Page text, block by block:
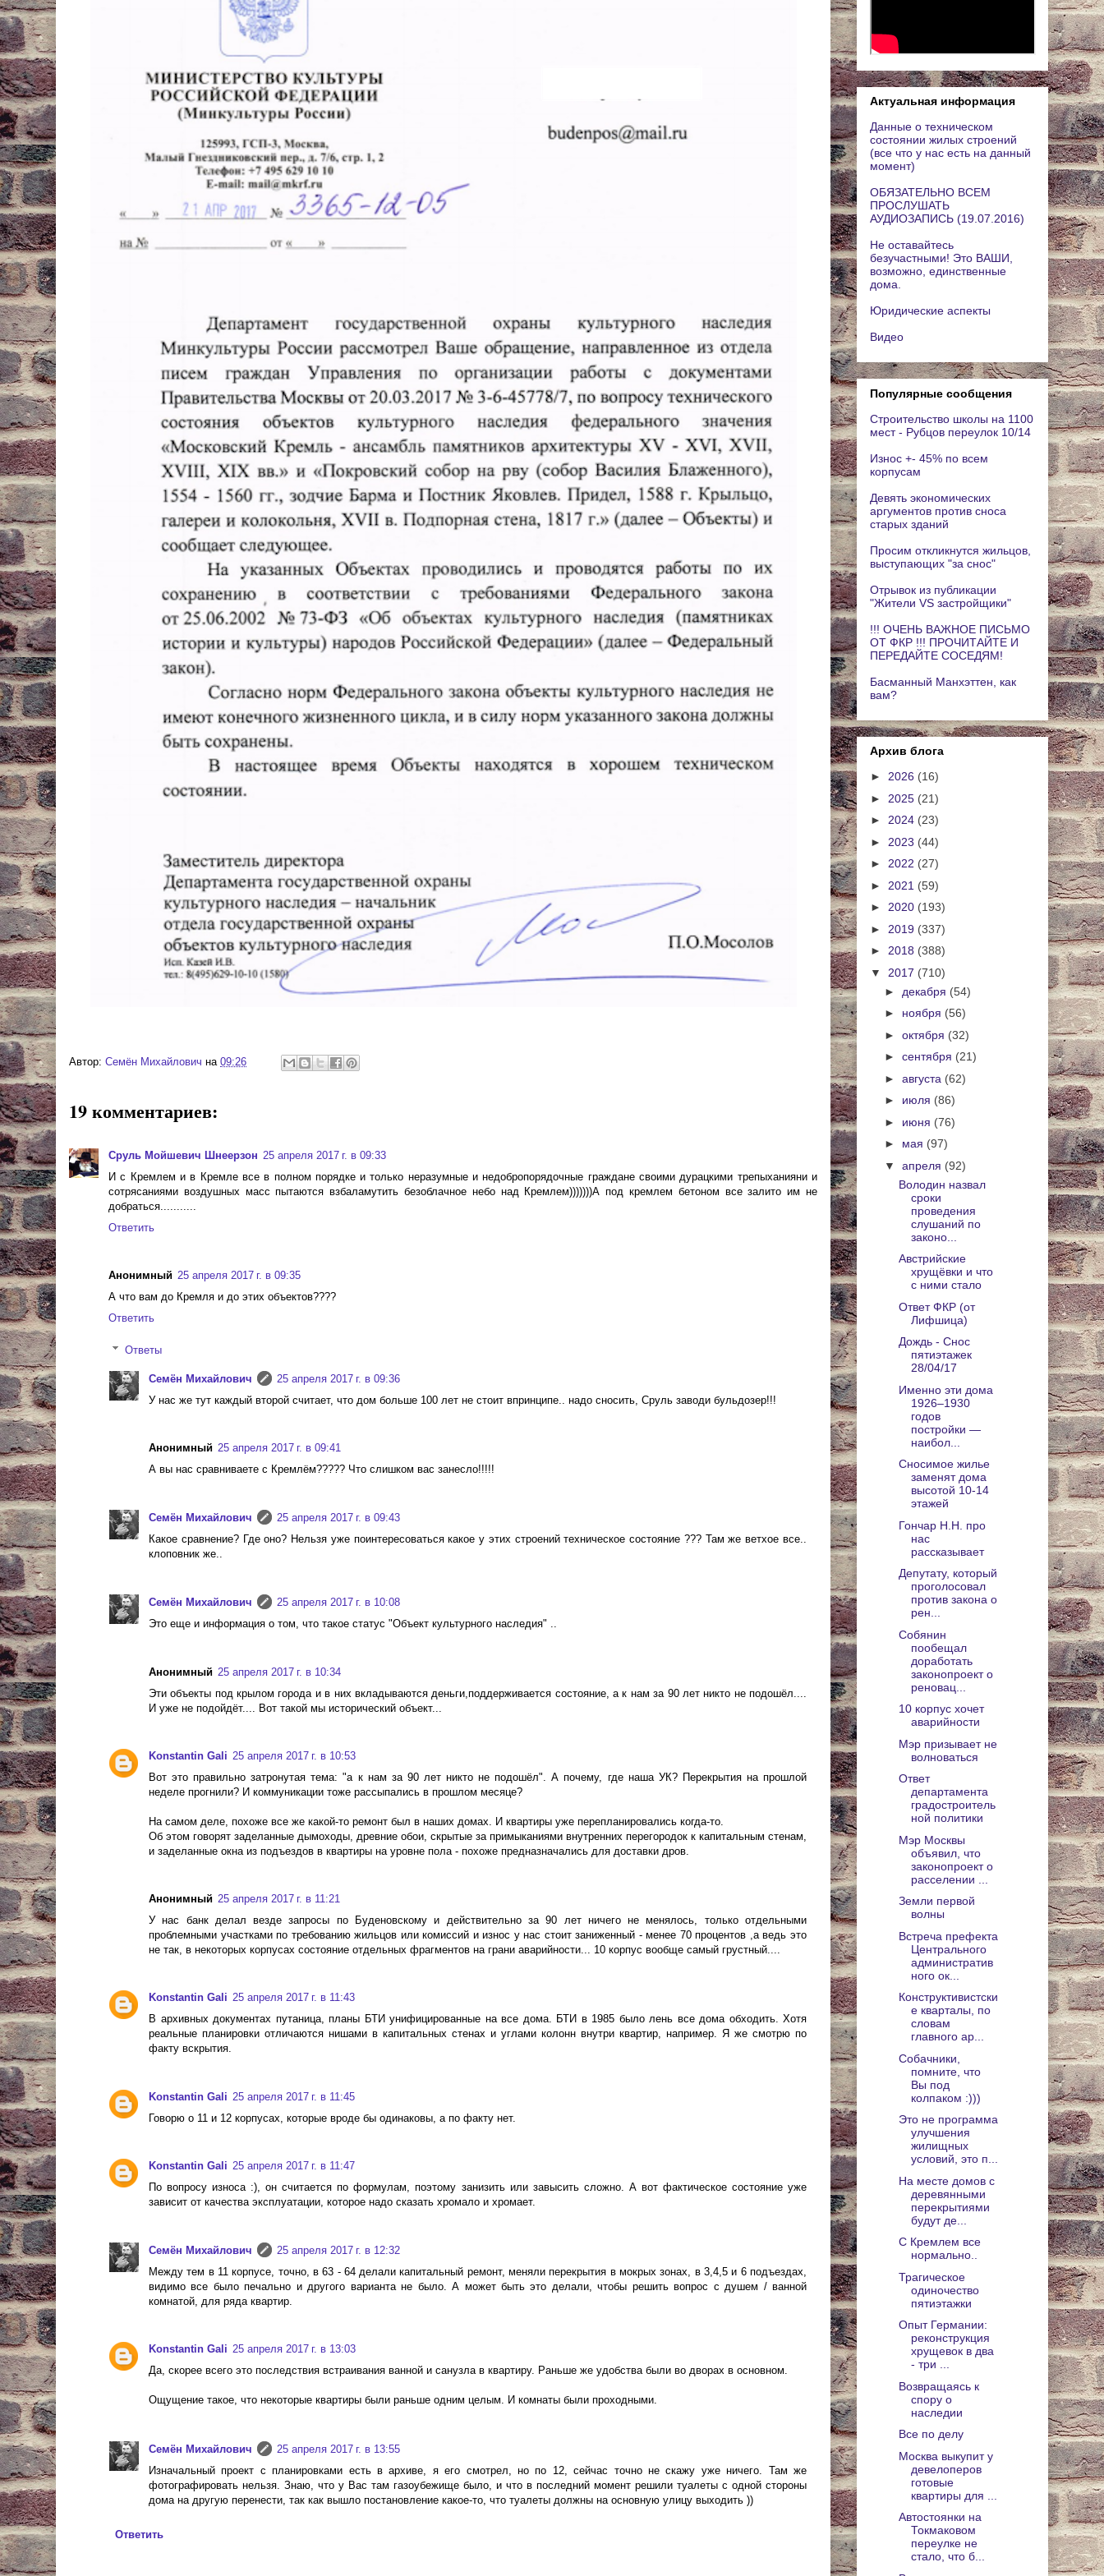
Автор: Cемён Михайлович на 09:26
19 комментариев:
Сруль Мойшевич Шнеерзон 25 апреля 2017 г. в 09:33
И с Кремлем и в Кремле все в полном порядке и только неразумные и недобропорядочные граждане своими дурацкими трепыханияни и
сотрясаниями воздушных масс пытаются взбаламутить безоблачное небо над Кремлем)))))))А под кремлем бетоном все залито им не
добраться...........
Ответить
Анонимный 25 апреля 2017 г. в 09:35
А что вам до Кремля и до этих объектов????
Ответить
Ответы
Cемён Михайлович
25 апреля 2017 г. в 09:36
У нас же тут каждый второй считает, что дом больше 100 лет не стоит впринципе.. надо сносить, Сруль заводи бульдозер!!!
Анонимный 25 апреля 2017 г. в 09:41
А вы нас сравниваете с Кремлём????? Что слишком вас занесло!!!!!
Cемён Михайлович
25 апреля 2017 г. в 09:43
Какое сравнение? Где оно? Нельзя уже поинтересоваться какое у этих строений техническое состояние ??? Там же ветхое все..
клоповник же..
Cемён Михайлович
25 апреля 2017 г. в 10:08
Это еще и информация о том, что такое статус "Объект культурного наследия" ..
Анонимный 25 апреля 2017 г. в 10:34
Эти объекты под крылом города и в них вкладываются деньги,поддерживается состояние, а к нам за 90 лет никто не подошёл....
И уже не подойдёт.... Вот такой мы исторический объект...
Konstantin Gali 25 апреля 2017 г. в 10:53
Вот это правильно затронутая тема: "а к нам за 90 лет никто не подошёл". А почему, где наша УК? Перекрытия на прошлой
неделе прогнили? И коммуникации тоже рассыпались в прошлом месяце?
На самом деле, похоже все же какой-то ремонт был в наших домах. И квартиры уже перепланировались когда-то.
Об этом говорят заделанные дымоходы, древние обои, скрытые за примыканиями внутренних перегородок к капитальным стенам,
и заделанные окна из подъездов в квартиры на уровне пола - похоже предназначались для доставки дров.
Анонимный 25 апреля 2017 г. в 11:21
У нас банк делал везде запросы по Буденовскому и действительно за 90 лет ничего не менялось, только отдельными
проблемными участками по требованию жильцов или комиссий и износ у нас стоит заниженный - менее 70 процентов ,а ведь это
не так, в некоторых корпусах состояние отдельных фрагментов на грани аварийности... 10 корпус вообще самый грустный....
Konstantin Gali 25 апреля 2017 г. в 11:43
В архивных документах путаница, планы БТИ унифицированные на все дома. БТИ в 1985 было лень все дома обходить. Хотя
реальные планировки отличаются нишами в капитальных стенах и углами колонн внутри квартир, например. Я же смотрю по
факту вскрытия.
Konstantin Gali 25 апреля 2017 г. в 11:45
Говорю о 11 и 12 корпусах, которые вроде бы одинаковы, а по факту нет.
Konstantin Gali 25 апреля 2017 г. в 11:47
По вопросу износа :), он считается по формулам, поэтому занизить или завысить сложно. А вот фактическое состояние уже
зависит от качества эксплуатации, которое надо сказать хромало и хромает.
Cемён Михайлович
25 апреля 2017 г. в 12:32
Между тем в 11 корпусе, точно, в 63 - 64 делали капитальный ремонт, меняли перекрытия в мокрых зонах, в 3,4,5 и 6 подъездах,
видимо все было печально и другого варианта не было. А может быть это делали, чтобы решить вопрос с душем / ванной
комнатой, для ряда квартир.
Konstantin Gali 25 апреля 2017 г. в 13:03
Да, скорее всего это последствия встраивания ванной и санузла в квартиру. Раньше же удобства были во дворах в основном.
Ощущение такое, что некоторые квартиры были раньше одним целым. И комнаты были проходными.
Cемён Михайлович
25 апреля 2017 г. в 13:55
Изначальный проект с планировками есть в архиве, я его смотрел, но по 12, сейчас точно не скажу уже ничего. Там же
фотографировать нельзя. Знаю, что у Вас там газоубежище было, и что в последний момент решили туалеты с одной стороны
дома на другую перенести, так как вышло постановление какое-то, что туалеты должны на основную улицу выходить ))
Ответить
Актуальная информация
Данные о техническом
состоянии жилых строений
(все что у нас есть на данный
момент)
ОБЯЗАТЕЛЬНО ВСЕМ
ПРОСЛУШАТЬ
АУДИОЗАПИСЬ (19.07.2016)
Не оставайтесь
безучастными! Это ВАШИ,
возможно, единственные
дома.
Юридические аспекты
Видео
Популярные сообщения
Строительство школы на 1100
мест - Рубцов переулок 10/14
Износ +- 45% по всем
корпусам
Девять экономических
аргументов против сноса
старых зданий
Просим откликнутся жильцов,
выступающих "за снос"
Отрывок из публикации
"Жители VS застройщики"
!!! ОЧЕНЬ ВАЖНОЕ ПИСЬМО
ОТ ФКР !!! ПРОЧИТАЙТЕ И
ПЕРЕДАЙТЕ СОСЕДЯМ!
Басманный Манхэттен, как
вам?
Архив блога
► 2026 (16)
► 2025 (21)
► 2024 (23)
► 2023 (44)
► 2022 (27)
► 2021 (59)
► 2020 (193)
► 2019 (337)
► 2018 (388)
▼ 2017 (710)
► декабря (54)
► ноября (56)
► октября (32)
► сентября (21)
► августа (62)
► июля (86)
► июня (76)
► мая (97)
▼ апреля (92)
Володин назвал
сроки
проведения
слушаний по
законо...
Австрийские
хрущёвки и что
с ними стало
Ответ ФКР (от
Лифшица)
Дождь - Снос
пятиэтажек
28/04/17
Именно эти дома
1926–1930
годов
постройки —
наибол...
Сносимое жилье
заменят дома
высотой 10-14
этажей
Гончар Н.Н. про
нас
рассказывает
Депутату, который
проголосовал
против закона о
рен...
Собянин
пообещал
доработать
законопроект о
реновац...
10 корпус хочет
аварийности
Мэр призывает не
волноваться
Ответ
департамента
градостроитель
ной политики
Мэр Москвы
объявил, что
законопроект о
расселении ...
Земли первой
волны
Встреча префекта
Центрального
административ
ного ок...
Конструктивистски
е кварталы, по
словам
главного ар...
Собачники,
помните, что
Вы под
колпаком :)))
Это не программа
улучшения
жилищных
условий, это п...
На месте домов с
деревянными
перекрытиями
будут де...
С Кремлем все
нормально..
Трагическое
одиночество
пятиэтажки
Опыт Германии:
реконструкция
хрущевок в два
- три ...
Возвращаясь к
спору о
наследии
Все по делу
Москва выкупит у
девелоперов
готовые
квартиры для ...
Автостоянки на
Токмаковом
переулке не
стало, что б...